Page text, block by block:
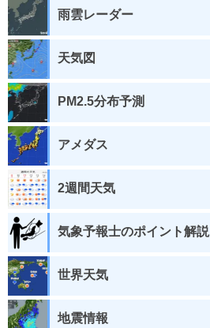
雨雲レーダー
天気図
PM2.5分布予測
アメダス
2週間天気
気象予報士のポイント解説
世界天気
地震情報